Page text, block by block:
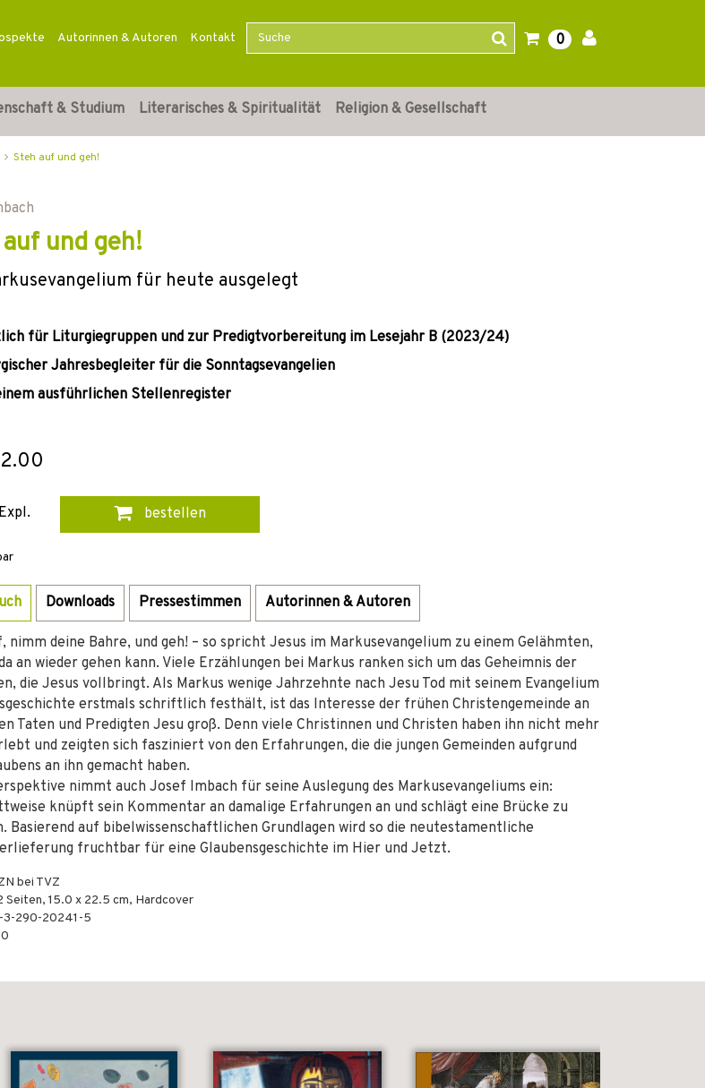
Autorinnen & Autoren Kontakt 0
& Studium Literarisches & Spiritualität Religion & Gesellschaft
Steh auf und geh!
und geh!
für heute ausgelegt
für Liturgiegruppen und zur Predigtvorbereitung im Lesejahr B (2023/24)
Jahresbegleiter für die Sonntagsevangelien
ausführlichen Stellenregister
Expl. bestellen
Downloads Pressestimmen Autorinnen & Autoren
nimm deine Bahre, und geh! – so spricht Jesus im Markusevangelium zu einem Gelähmten,
an wieder gehen kann. Viele Erzählungen bei Markus ranken sich um das Geheimnis der
die Jesus vollbringt. Als Markus wenige Jahrzehnte nach Jesu Tod mit seinem Evangelium
erstmals schriftlich festhält, ist das Interesse der frühen Christengemeinde an
Taten und Predigten Jesu groß. Denn viele Christinnen und Christen haben ihn nicht mehr
und zeigten sich fasziniert von den Erfahrungen, die die jungen Gemeinden aufgrund
an ihn gemacht haben.
nimmt auch Josef Imbach für seine Auslegung des Markusevangeliums ein:
knüpft sein Kommentar an damalige Erfahrungen an und schlägt eine Brücke zu
Basierend auf bibelwissenschaftlichen Grundlagen wird so die neutestamentliche
fruchtbar für eine Glaubensgeschichte im Hier und Jetzt.
bei TVZ
Seiten, 15.0 x 22.5 cm, Hardcover
3-290-20241-5